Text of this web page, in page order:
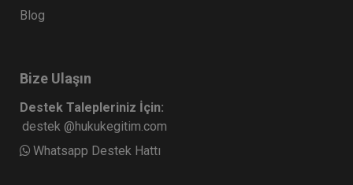
Blog
Bize Ulaşın
Destek Talepleriniz İçin:
destek @hukukegitim.com
Whatsapp Destek Hattı